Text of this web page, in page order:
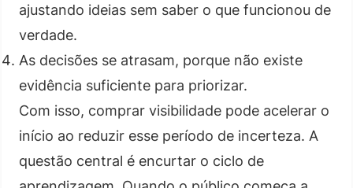
ajustando ideias sem saber o que funcionou de
verdade.
As decisões se atrasam, porque não existe
evidência suficiente para priorizar.
Com isso, comprar visibilidade pode acelerar o
início ao reduzir esse período de incerteza. A
questão central é encurtar o ciclo de